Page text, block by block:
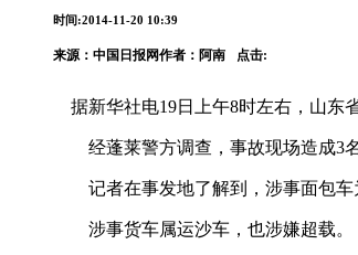
时间:2014-11-20 10:39
来源： 中国日报网作者：阿南 点击:
据新华社电19日上午8时左右，山东
经蓬莱警方调查，事故现场造成3名
记者在事发地了解到，涉事面包车
涉事货车属运沙车，也涉嫌超载。